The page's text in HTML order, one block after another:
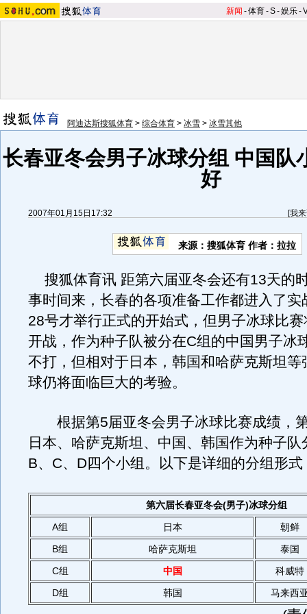
新闻 -体育-S-娱乐-
阿迪达斯搜狐体育 > 综合体育 > 冰雪 > 冰雪其他
长春亚冬会男子冰球分组 中国队
好
2007年01月15日17:32 [我
来源：搜狐体育 作者：拉拉
搜狐体育讯 距第六届亚冬会还有13天的
事时间来，长春的各项准备工作都进入了实
28号才举行正式的开始式，但男子冰球比
开战，作为种子队被分在C组的中国男子冰
不打，但相对于日本，韩国和哈萨克斯坦等
球仍将面临巨大的考验。
根据第5届亚冬会男子冰球比赛成绩，
日本、哈萨克斯坦、中国、韩国作为种子队
B、C、D四个小组。以下是详细的分组形式
第六届长春亚冬会(男子)冰球分组
A组
日本
朝鲜
B组
哈萨克斯坦
泰国
C组
中国
科威特
D组
韩国 马来西